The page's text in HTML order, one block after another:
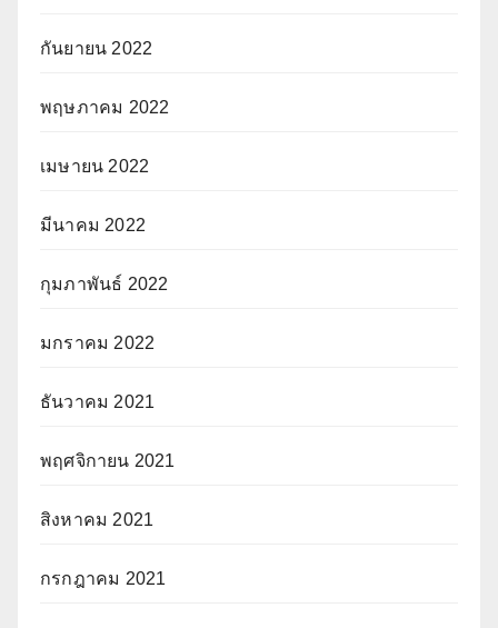
กันยายน 2022
พฤษภาคม 2022
เมษายน 2022
มีนาคม 2022
กุมภาพันธ์ 2022
มกราคม 2022
ธันวาคม 2021
พฤศจิกายน 2021
สิงหาคม 2021
กรกฎาคม 2021